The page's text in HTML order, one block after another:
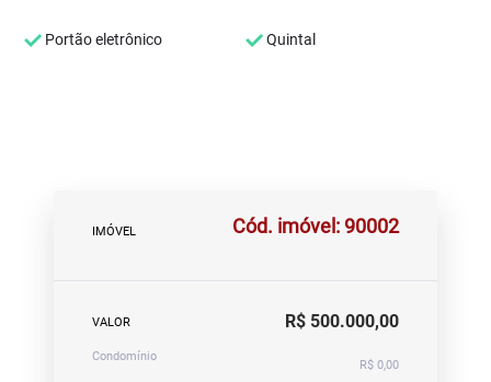
Portão eletrônico Quintal
IMÓVEL Cód. imóvel: 90002
VALOR R$ 500.000,00
Condomínio
R$ 0,00